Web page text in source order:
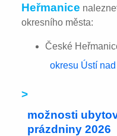
Heřmanice
okresního města:
České
okresu Ústí
>
možnosti
prázdniny 2026